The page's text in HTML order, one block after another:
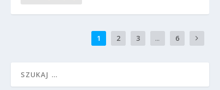
1 2 3 ... 6